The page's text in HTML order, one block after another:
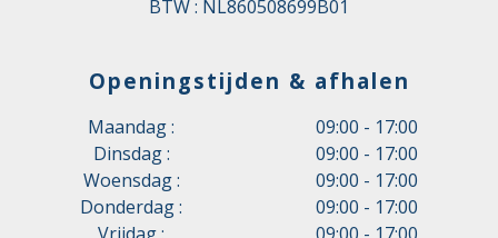
BTW : NL860508699B01
Openingstijden & afhalen
Maandag :
09:00 - 17:00
Dinsdag :
09:00 - 17:00
Woensdag :
09:00 - 17:00
Donderdag :
09:00 - 17:00